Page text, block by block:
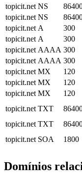
topicit.net NS
topicit.net NS
topicit.net A 300
topicit.net A 300
topicit.net AAAA 300
topicit.net AAAA 300
topicit.net MX 120
topicit.net MX 120
topicit.net MX 120
topicit.net TXT
topicit.net TXT
topicit.net SOA 1800
Domínios